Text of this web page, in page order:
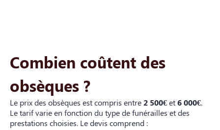
Combien coûtent des
obsèques ?
Le prix des obsèques est compris entre2 500€et6 000€.
Le tarif varie en fonction du type de funérailles et des
prestations choisies. Le devis comprend :